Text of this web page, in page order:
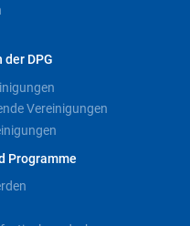
DPG
Vereinigungen
Programme